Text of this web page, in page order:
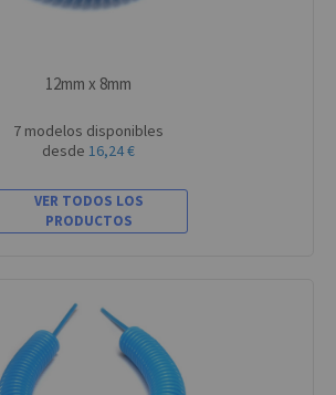
12mm x 8mm
7 modelos disponibles
desde 16,24 €
VER TODOS LOS
PRODUCTOS